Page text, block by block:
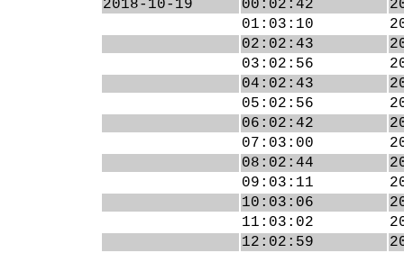
2018-10-19
00:02:42
01:03:10
02:02:43
03:02:56
04:02:43
05:02:56
06:02:42
07:03:00
08:02:44
09:03:11
10:03:06
11:03:02
12:02:59